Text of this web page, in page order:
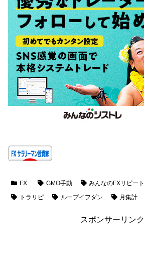
FX GMO手動 みんなのFXリピート
トラリピ
ループイフダン 月集計
スポンサーリンク